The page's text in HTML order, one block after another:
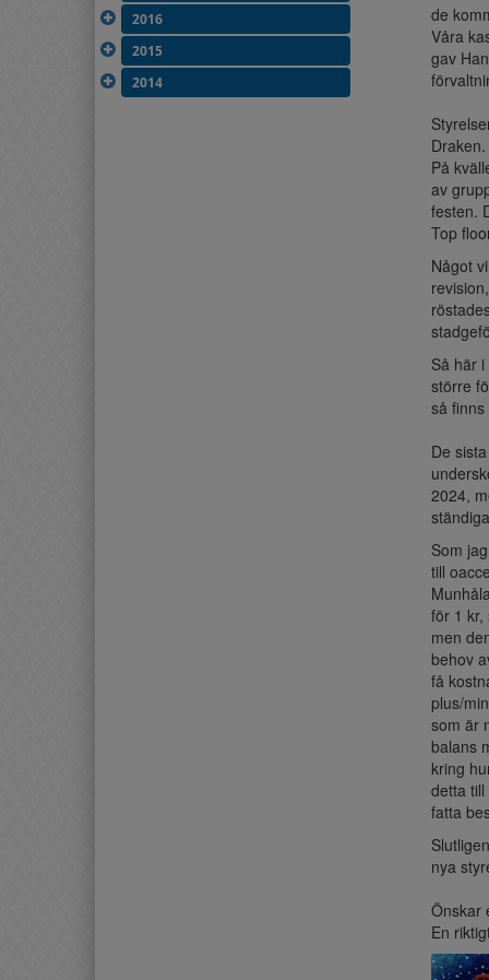
2016
2015
2014
de
Våra
gav
På
av
festen.
Top
Något
Så här
större
så finns
De
2024,
Som
till
för 1 kr,
men
behov
få
plus/
som är
balans
kring
detta
fatta
nya
Önskar
En